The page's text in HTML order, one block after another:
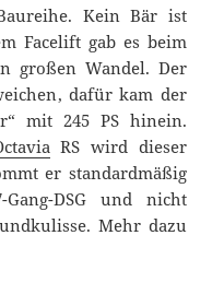
Kein Bär ist
Facelift gab es beim
großen Wandel. Der
dafür kam der
mit 245 PS hinein.
RS wird dieser
er standardmäßig
DSG und nicht
Mehr dazu